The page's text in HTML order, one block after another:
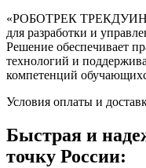
«РОБОТРЕК
для разработки и
Решение обеспечивает
технологий и
компетенций
Условия оплаты и
Быстрая и
точку России: